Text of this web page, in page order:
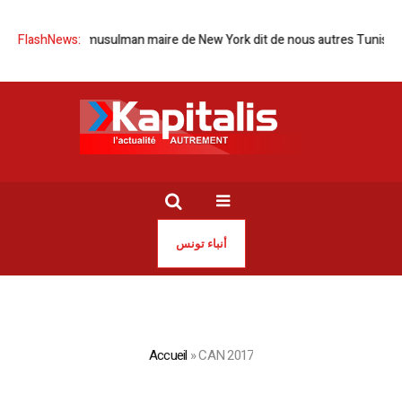
FlashNews:
d’un musulman maire de New York dit de nous autres Tunisiens
أنباء تونس
Accueil »CAN 2017